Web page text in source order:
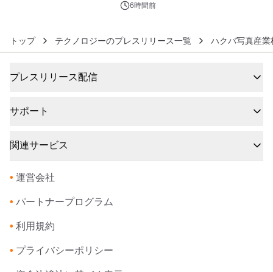
6時間前
トップ テクノロジーのプレスリリース一覧 ハクバ写真産業
プレスリリース配信
サポート
関連サービス
• 運営会社
• パートナープログラム
• 利用規約
• プライバシーポリシー